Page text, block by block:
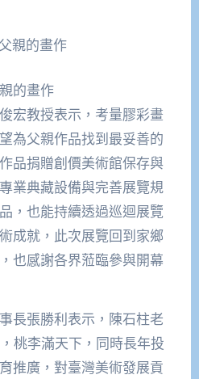
的畫作
宏教授表示，考量膠彩畫
為父親作品找到最妥善的
品捐贈創價美術館保存與
業典藏設備與完善展覽規
，也能持續透過巡迴展覽
成就，此次展覽回到家鄉
也感謝各界蒞臨參與開幕
長張勝利表示，陳石柱老
桃李滿天下，同時長年投
推廣，對臺灣美術發展貢